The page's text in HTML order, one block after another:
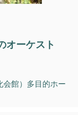
オーケスト
会館）多目的ホー